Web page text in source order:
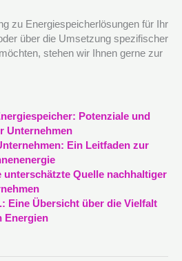
zu Energiespeicherlösungen für Ihr
über die Umsetzung spezifischer
stehen wir Ihnen gerne zur
Potenziale und
Unternehmen
Ein Leitfaden zur
unterschätzte Quelle nachhaltiger
Eine Übersicht über die Vielfalt
Energien